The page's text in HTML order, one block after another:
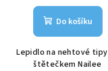
Do košíku
Lepidlo na nehtové
štětečkem Nailee